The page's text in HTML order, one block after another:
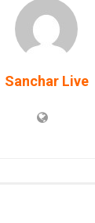
Sanchar Live